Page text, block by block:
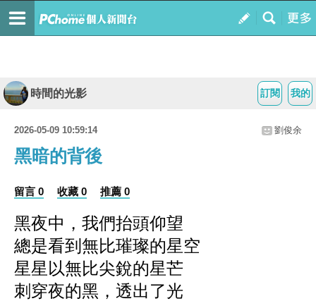
我的
訂閱
時間的光影
2026-05-09 10:59:14 劉俊余
黑暗的背後
留言 0 收藏 0 推薦 0
黑夜中，我們抬頭仰望
總是看到無比璀璨的星空
星星以無比尖銳的星芒
刺穿夜的黑，透出了光